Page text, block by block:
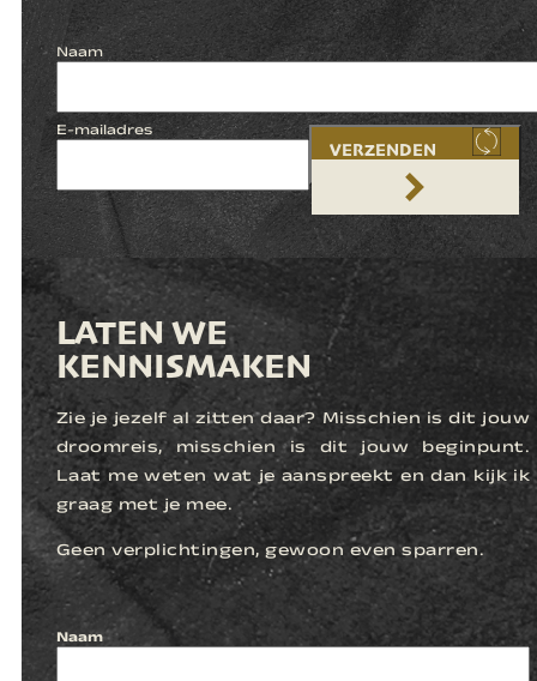
Naam
E-mailadres
VERZENDEN
LATEN WE
KENNISMAKEN
Zie je jezelf al zitten daar? Misschien is dit jouw
droomreis, misschien is dit jouw beginpunt.
Laat me weten wat je aanspreekt en dan kijk ik
graag met je mee.
Geen verplichtingen, gewoon even sparren.
Naam